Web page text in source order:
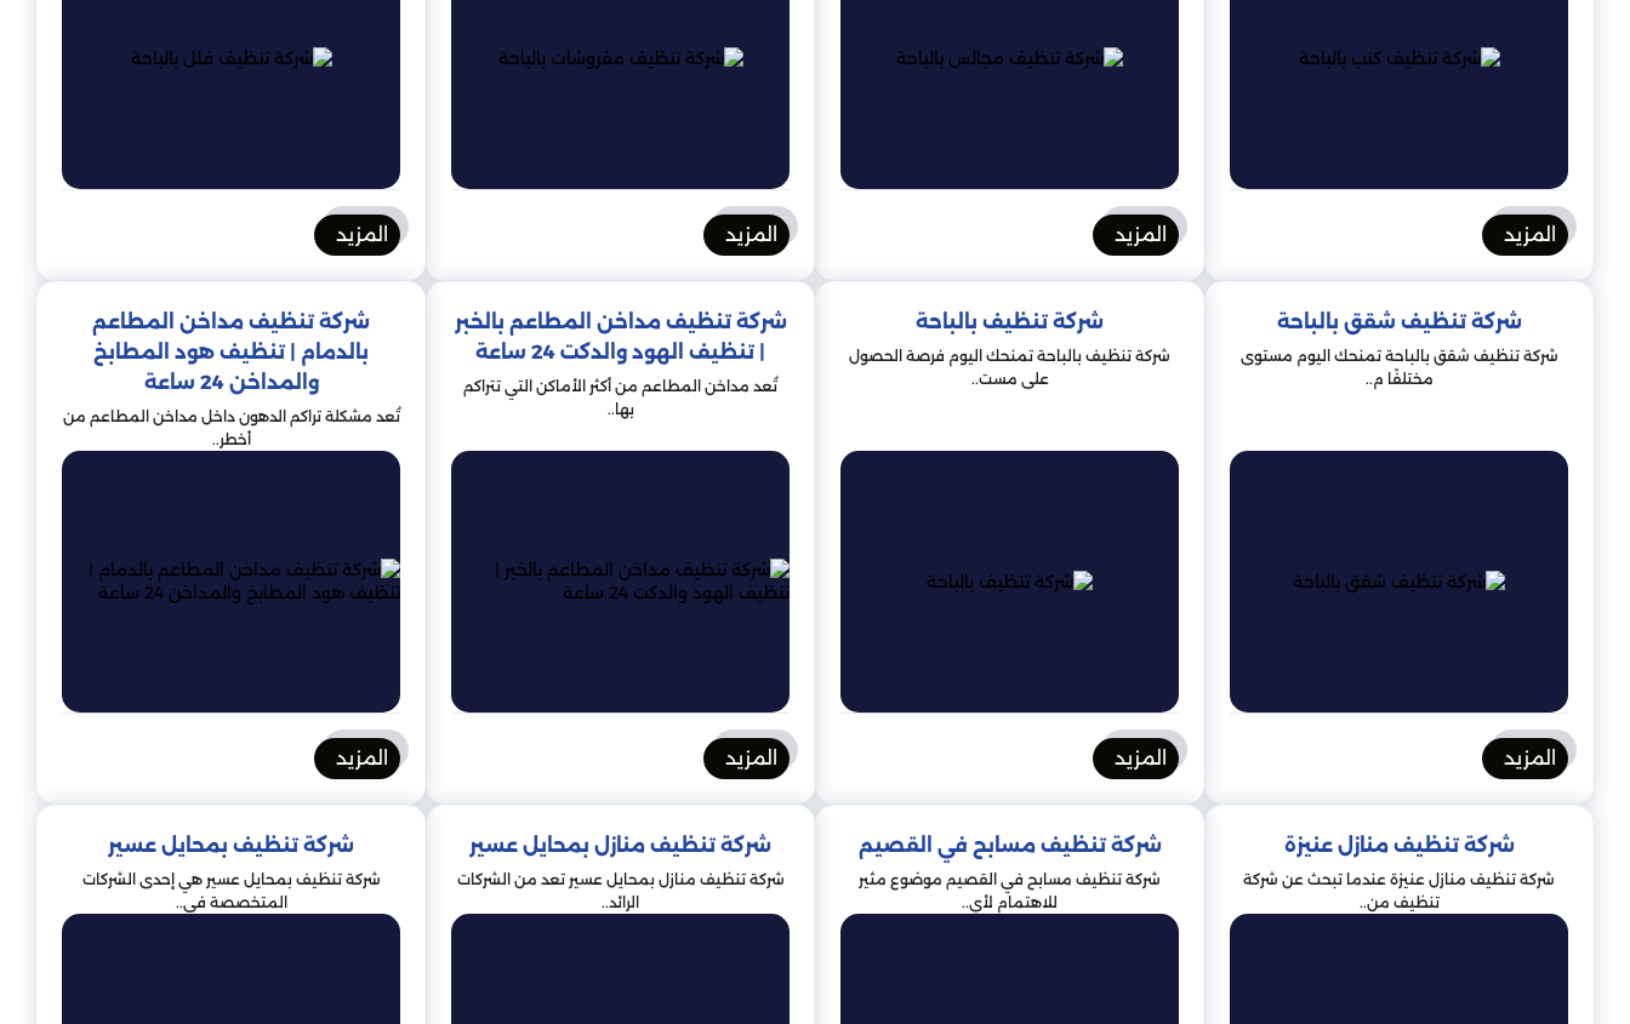
المزيد المزيد المزيد المزيد
شركة تنظيف شقق بالباحة
شركة تنظيف شقق بالباحة تمنحك اليوم مستوى
مختلفًا م..
المزيد
شركة تنظيف بالباحة
شركة تنظيف بالباحة تمنحك اليوم فرصة الحصول
على مست..
المزيد
شركة تنظيف مداخن المطاعم بالخبر
| تنظيف الهود والدكت 24 ساعة
تُعد مداخن المطاعم من أكثر الأماكن التي تتراكم
بها..
المزيد
شركة تنظيف مداخن المطاعم
بالدمام | تنظيف هود المطابخ
والمداخن 24 ساعة
تُعد مشكلة تراكم الدهون داخل مداخن المطاعم من
أخطر..
المزيد
شركة تنظيف منازل عنيزة
شركة تنظيف منازل عنيزة عندما تبحث عن شركة
تنظيف من..
شركة تنظيف مسابح في القصيم
شركة تنظيف مسابح في القصيم موضوع مثير
للاهتمام لأي..
شركة تنظيف منازل بمحايل عسير
شركة تنظيف منازل بمحايل عسير تعد من الشركات
الرائد..
شركة تنظيف بمحايل عسير
شركة تنظيف بمحايل عسير هي إحدى الشركات
المتخصصة في..